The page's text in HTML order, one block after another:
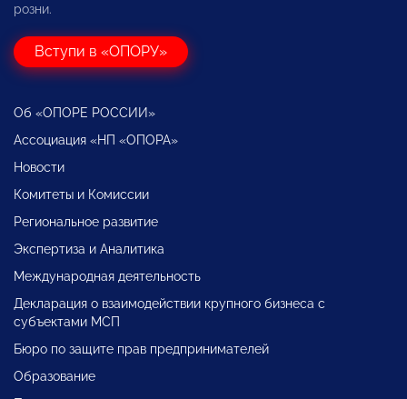
розни.
Вступи в «ОПОРУ»
Об «ОПОРЕ РОССИИ»
Ассоциация «НП «ОПОРА»
Новости
Комитеты и Комиссии
Региональное развитие
Экспертиза и Аналитика
Международная деятельность
Декларация о взаимодействии крупного бизнеса с
субъектами МСП
Бюро по защите прав предпринимателей
Образование